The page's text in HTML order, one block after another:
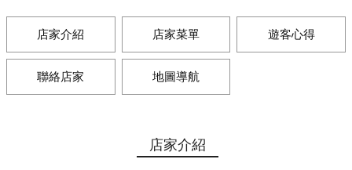
店家介紹 店家菜單 遊客心得
聯絡店家 地圖導航
店家介紹